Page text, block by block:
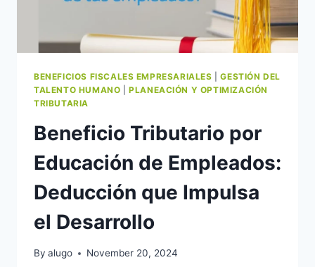
BENEFICIOS FISCALES EMPRESARIALES |GESTIÓN DEL
TALENTO HUMANO |PLANEACIÓN Y OPTIMIZACIÓN
TRIBUTARIA
Beneficio Tributario por
Educación de Empleados:
Deducción que Impulsa
el Desarrollo
By alugo November 20, 2024